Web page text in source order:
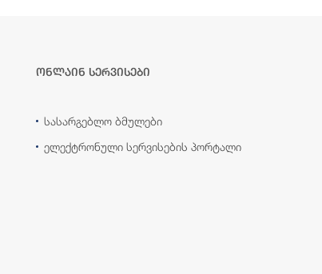
ონლაინ სერვისები
სასარგებლო ბმულები
ელექტრონული სერვისების პორტალი